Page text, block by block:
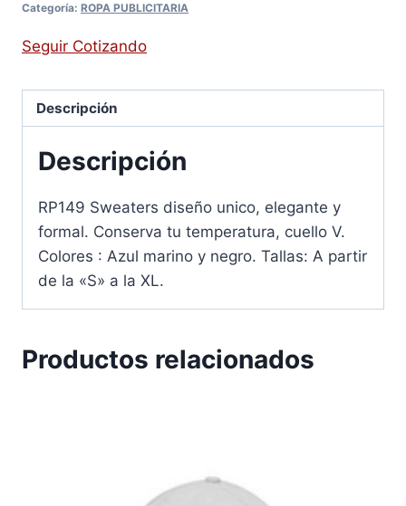
Categoría: ROPA PUBLICITARIA
Seguir Cotizando
Descripción
Descripción
RP149 Sweaters diseño unico, elegante y
formal. Conserva tu temperatura, cuello V.
Colores : Azul marino y negro. Tallas: A partir
de la «S» a la XL.
Productos relacionados